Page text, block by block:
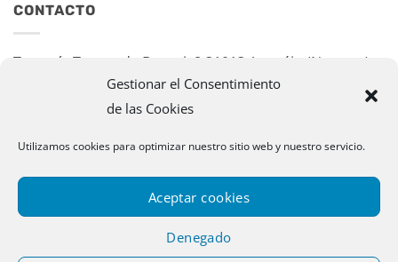
Gestionar el Consentimiento
de las Cookies
Utilizamos cookies para optimizar nuestro sitio web y nuestro servicio.
Aceptar cookies
Denegado
CONTACTO
Travesía Tomas de Burgui, 8 31013 Ansoáin (Navarra)
murazpi@murazpi.com